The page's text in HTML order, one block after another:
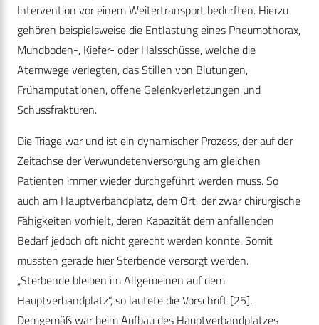
Intervention vor einem Weitertransport bedurften. Hierzu
gehören beispielsweise die Entlastung eines Pneumothorax,
Mundboden-, Kiefer- oder Halsschüsse, welche die
Atemwege verlegten, das Stillen von Blutungen,
Frühamputationen, offene Gelenkverletzungen und
Schussfrakturen.
Die Triage war und ist ein dynamischer Prozess, der auf der
Zeitachse der Verwundetenversorgung am gleichen
Patienten immer wieder durchgeführt werden muss. So
auch am Hauptverbandplatz, dem Ort, der zwar chirurgische
Fähigkeiten vorhielt, deren Kapazität dem anfallenden
Bedarf jedoch oft nicht gerecht werden konnte. Somit
mussten gerade hier Sterbende versorgt werden.
„Sterbende bleiben im Allgemeinen auf dem
Hauptverbandplatz“, so lautete die Vorschrift [25].
Demgemäß war beim Aufbau des Hauptverbandplatzes